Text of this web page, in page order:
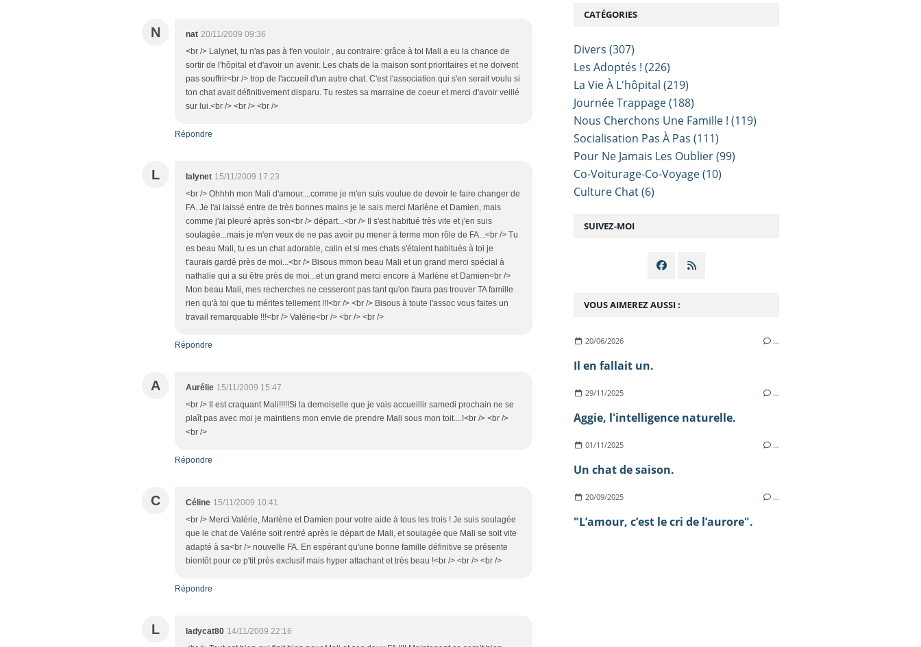
N nat 20/11/2009 09:36
<br /> Lalynet, tu n'as pas à t'en vouloir , au contraire: grâce à toi Mali a eu la chance de
sortir de l'hôpital et d'avoir un avenir. Les chats de la maison sont prioritaires et ne doivent
pas souffrir<br /> trop de l'accueil d'un autre chat. C'est l'association qui s'en serait voulu si
ton chat avait définitivement disparu. Tu restes sa marraine de coeur et merci d'avoir veillé
sur lui.<br /> <br /> <br />
Répondre
L lalynet 15/11/2009 17:23
<br /> Ohhhh mon Mali d'amour....comme je m'en suis voulue de devoir le faire changer de
FA. Je l'ai laissé entre de très bonnes mains je le sais merci Marlène et Damien, mais
comme j'ai pleuré après son<br /> départ...<br /> Il s'est habitué très vite et j'en suis
soulagée...mais je m'en veux de ne pas avoir pu mener à terme mon rôle de FA...<br /> Tu
es beau Mali, tu es un chat adorable, calin et si mes chats s'étaient habitués à toi je
t'aurais gardé près de moi...<br /> Bisous mmon beau Mali et un grand merci spécial à
nathalie qui a su être près de moi...et un grand merci encore à Marlène et Damien<br />
Mon beau Mali, mes recherches ne cesseront pas tant qu'on t'aura pas trouver TA famille
rien qu'à toi que tu mérites tellement !!!<br /> <br /> Bisous à toute l'assoc vous faites un
travail remarquable !!!<br /> Valérie<br /> <br /> <br />
Répondre
A Aurélie 15/11/2009 15:47
<br /> Il est craquant Mali!!!!!Si la demoiselle que je vais accueillir samedi prochain ne se
plaît pas avec moi je maintiens mon envie de prendre Mali sous mon toit....!<br /> <br />
<br />
Répondre
C Céline 15/11/2009 10:41
<br /> Merci Valérie, Marlène et Damien pour votre aide à tous les trois ! Je suis soulagée
que le chat de Valérie soit rentré après le départ de Mali, et soulagée que Mali se soit vite
adapté à sa<br /> nouvelle FA. En espérant qu'une bonne famille définitive se présente
bientôt pour ce p'tit près exclusif mais hyper attachant et très beau !<br /> <br /> <br />
Répondre
L ladycat80 14/11/2009 22:16
SUIVEZ-MOI
VOUS AIMEREZ AUSSI :
20/06/2026 …
Il en fallait un.
29/11/2025 …
Aggie, l'intelligence naturelle.
01/11/2025 …
Un chat de saison.
20/09/2025 …
"L’amour, c’est le cri de l’aurore".
CATÉGORIES
Divers (307)
Les Adoptés ! (226)
La Vie À L'hôpital (219)
Journée Trappage(188)
Nous Cherchons Une Famille ! (119)
Socialisation Pas À Pas (111)
Pour Ne Jamais Les Oublier(99)
Co-Voiturage-Co-Voyage(10)
Culture Chat(6)